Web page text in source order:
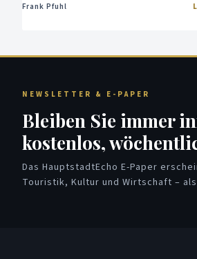
Frank Pfuhl
NEWSLETTER & E-PAPER
Bleiben Sie immer
kostenlos,
Das HauptstadtEcho E-Paper
Touristik, Kultur und Wirtschaft –